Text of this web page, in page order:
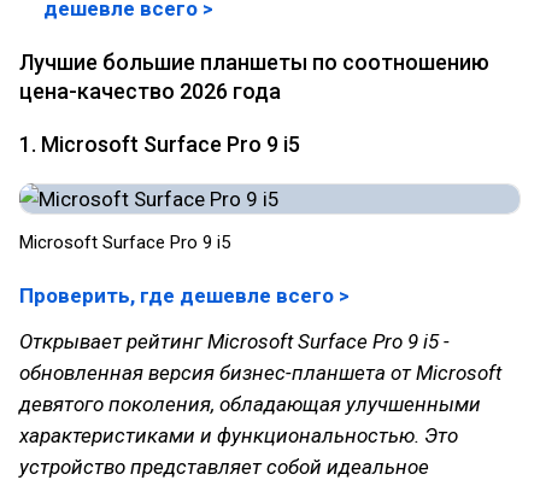
дешевле всего >
Лучшие большие планшеты по соотношению
цена-качество 2026 года
1. Microsoft Surface Pro 9 i5
Microsoft Surface Pro 9 i5
Проверить, где дешевле всего >
Открывает рейтинг Microsoft Surface Pro 9 i5 -
обновленная версия бизнес-планшета от Microsoft
девятого поколения, обладающая улучшенными
характеристиками и функциональностью. Это
устройство представляет собой идеальное